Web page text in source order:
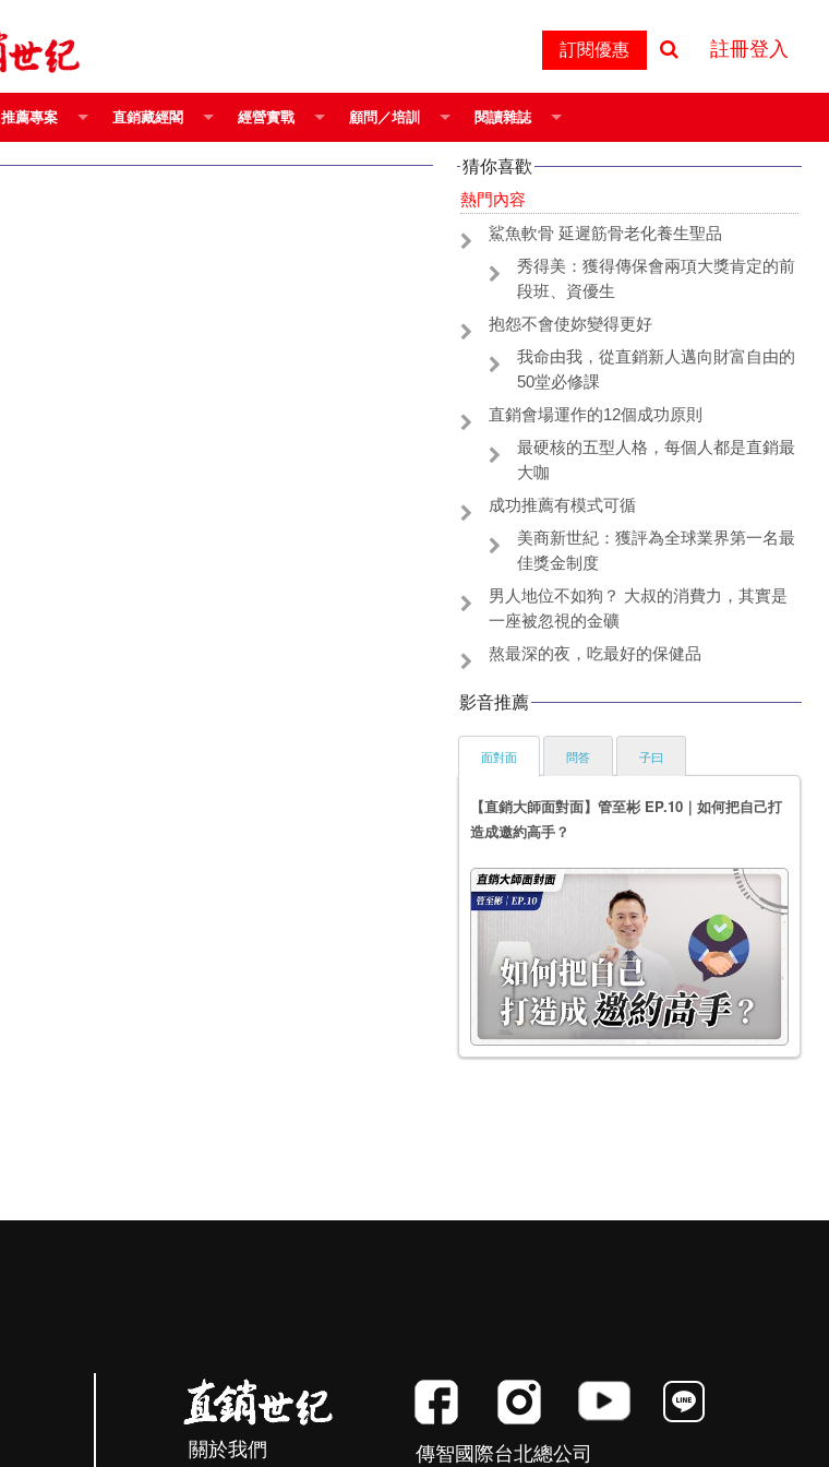
訂閱優惠 註冊登入
推薦專案 直銷藏經閣 經營實戰 顧問／培訓 閱讀雜誌
猜你喜歡
熱門內容
鯊魚軟骨 延遲筋骨老化養生聖品
秀得美：獲得傳保會兩項大獎肯定的前
段班、資優生
抱怨不會使妳變得更好
我命由我，從直銷新人邁向財富自由的
50堂必修課
直銷會場運作的12個成功原則
最硬核的五型人格，每個人都是直銷最
大咖
成功推薦有模式可循
美商新世紀：獲評為全球業界第一名最
佳獎金制度
男人地位不如狗？ 大叔的消費力，其實是
一座被忽視的金礦
熬最深的夜，吃最好的保健品
影音推薦
面對面
【直銷大師面對面】管至彬 EP.10｜如何把自己打
造成邀約高手？
問答 子曰
關於我們 傳智國際台北總公司